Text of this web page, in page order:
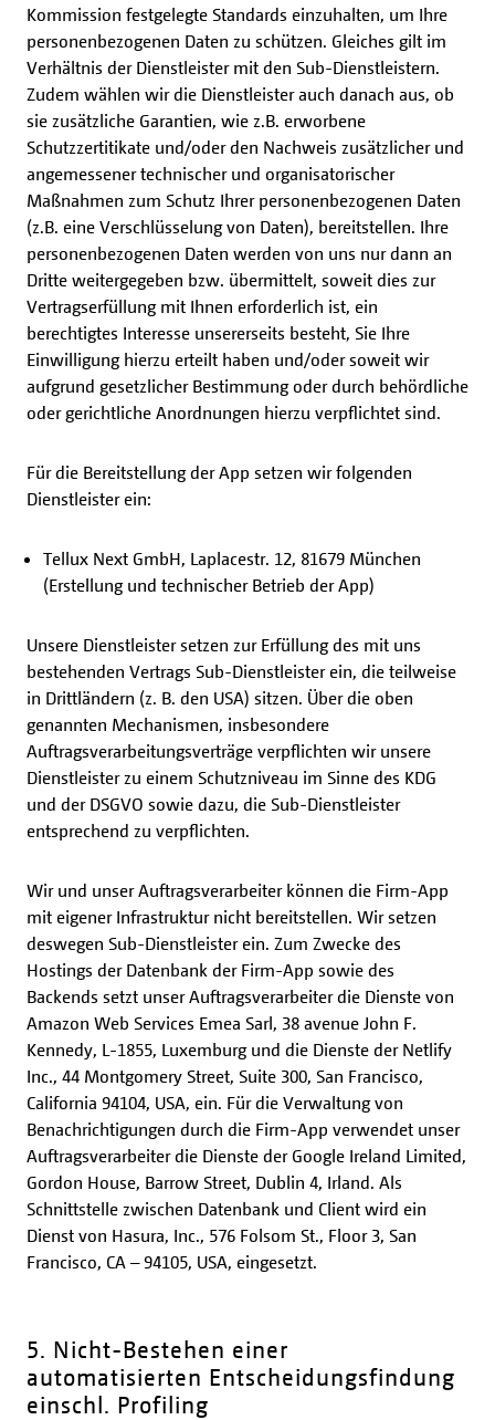
Kommission festgelegte Standards einzuhalten, um Ihre
personenbezogenen Daten zu schützen. Gleiches gilt im
Verhältnis der Dienstleister mit den Sub-Dienstleistern.
Zudem wählen wir die Dienstleister auch danach aus, ob
sie zusätzliche Garantien, wie z.B. erworbene
Schutzzertitikate und/oder den Nachweis zusätzlicher und
angemessener technischer und organisatorischer
Maßnahmen zum Schutz Ihrer personenbezogenen Daten
(z.B. eine Verschlüsselung von Daten), bereitstellen. Ihre
personenbezogenen Daten werden von uns nur dann an
Dritte weitergegeben bzw. übermittelt, soweit dies zur
Vertragserfüllung mit Ihnen erforderlich ist, ein
berechtigtes Interesse unsererseits besteht, Sie Ihre
Einwilligung hierzu erteilt haben und/oder soweit wir
aufgrund gesetzlicher Bestimmung oder durch behördliche
oder gerichtliche Anordnungen hierzu verpflichtet sind.
Für die Bereitstellung der App setzen wir folgenden
Dienstleister ein:
Tellux Next GmbH, Laplacestr. 12, 81679 München
(Erstellung und technischer Betrieb der App)
Unsere Dienstleister setzen zur Erfüllung des mit uns
bestehenden Vertrags Sub-Dienstleister ein, die teilweise
in Drittländern (z. B. den USA) sitzen. Über die oben
genannten Mechanismen, insbesondere
Auftragsverarbeitungsverträge verpflichten wir unsere
Dienstleister zu einem Schutzniveau im Sinne des KDG
und der DSGVO sowie dazu, die Sub-Dienstleister
entsprechend zu verpflichten.
Wir und unser Auftragsverarbeiter können die Firm-App
mit eigener Infrastruktur nicht bereitstellen. Wir setzen
deswegen Sub-Dienstleister ein. Zum Zwecke des
Hostings der Datenbank der Firm-App sowie des
Backends setzt unser Auftragsverarbeiter die Dienste von
Amazon Web Services Emea Sarl, 38 avenue John F.
Kennedy, L-1855, Luxemburg und die Dienste der Netlify
Inc., 44 Montgomery Street, Suite 300, San Francisco,
California 94104, USA, ein. Für die Verwaltung von
Benachrichtigungen durch die Firm-App verwendet unser
Auftragsverarbeiter die Dienste der Google Ireland Limited,
Gordon House, Barrow Street, Dublin 4, Irland. Als
Schnittstelle zwischen Datenbank und Client wird ein
Dienst von Hasura, Inc., 576 Folsom St., Floor 3, San
Francisco, CA – 94105, USA, eingesetzt.
5. Nicht-Bestehen einer
automatisierten Entscheidungsfindung
einschl. Profiling